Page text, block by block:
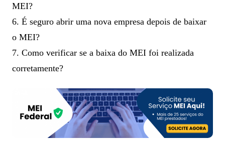
MEI?
6. É seguro abrir uma nova empresa depois de baixar
o MEI?
7. Como verificar se a baixa do MEI foi realizada
corretamente?